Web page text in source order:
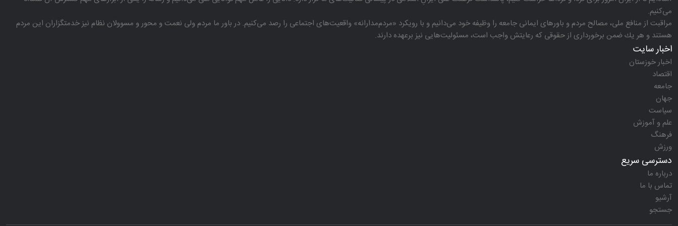
می‌كنیم.
مراقبت از منافع ملی، مصالح مردم و باورهای ایمانی جامعه را وظیفه خود می‌دانیم و با رویكرد «مردم‌مدارانه‌» واقعیت‌های اجتماعی را رصد می‌كنیم. در باور ما مردم ولی نعمت و محور و مسوولان نظام نیز خدمتگزاران این مردم
هستند و هر یك ضمن برخورداری از حقوقی كه رعایتش واجب است، مسئولیت‌هایی نیز برعهده دارند.
اخبار سایت
اخبار خوزستان
اقتصاد
جامعه
جهان
سیاست
علم و آموزش
فرهنگ
ورزش
دسترسی سریع
درباره ما
تماس با ما
آرشیو
جستجو